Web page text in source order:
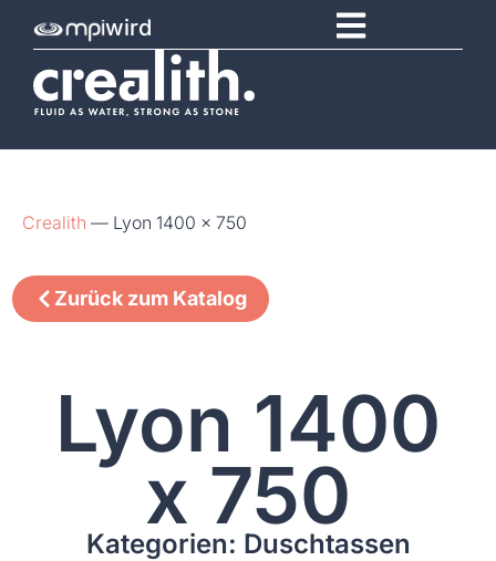
wird
Crealith — Lyon 1400 x 750
Zurück zum Katalog
Lyon 1400
x 750
Kategorien: Duschtassen